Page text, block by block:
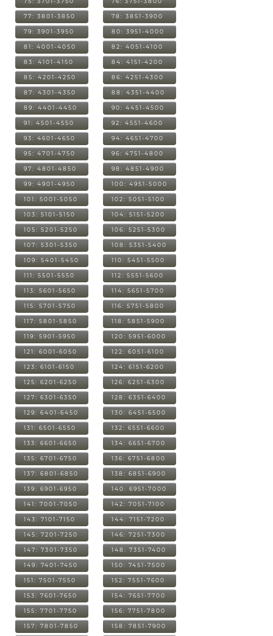
77: 3801-3850 78: 3851-3900
79: 3901-3950 80: 3951-4000
81: 4001-4050 82: 4051-4100
83: 4101-4150 84: 4151-4200
85: 4201-4250 86: 4251-4300
87: 4301-4350 88: 4351-4400
89: 4401-4450 90: 4451-4500
91: 4501-4550 92: 4551-4600
93: 4601-4650 94: 4651-4700
95: 4701-4750 96: 4751-4800
97: 4801-4850 98: 4851-4900
99: 4901-4950 100: 4951-5000
101: 5001-5050 102: 5051-5100
103: 5101-5150 104: 5151-5200
105: 5201-5250 106: 5251-5300
107: 5301-5350 108: 5351-5400
109: 5401-5450 110: 5451-5500
111: 5501-5550 112: 5551-5600
113: 5601-5650 114: 5651-5700
115: 5701-5750 116: 5751-5800
117: 5801-5850 118: 5851-5900
119: 5901-5950 120: 5951-6000
121: 6001-6050 122: 6051-6100
123: 6101-6150 124: 6151-6200
125: 6201-6250 126: 6251-6300
127: 6301-6350 128: 6351-6400
129: 6401-6450 130: 6451-6500
131: 6501-6550 132: 6551-6600
133: 6601-6650 134: 6651-6700
135: 6701-6750 136: 6751-6800
137: 6801-6850 138: 6851-6900
139: 6901-6950 140: 6951-7000
141: 7001-7050 142: 7051-7100
143: 7101-7150 144: 7151-7200
145: 7201-7250 146: 7251-7300
147: 7301-7350 148: 7351-7400
149: 7401-7450 150: 7451-7500
151: 7501-7550 152: 7551-7600
153: 7601-7650 154: 7651-7700
155: 7701-7750 156: 7751-7800
157: 7801-7850 158: 7851-7900